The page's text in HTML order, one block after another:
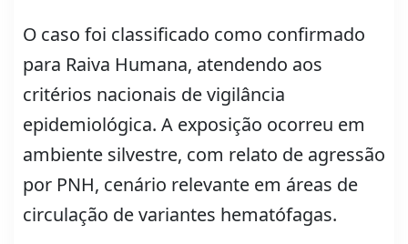
O caso foi classificado como confirmado
para Raiva Humana, atendendo aos
critérios nacionais de vigilância
epidemiológica. A exposição ocorreu em
ambiente silvestre, com relato de agressão
por PNH, cenário relevante em áreas de
circulação de variantes hematófagas.